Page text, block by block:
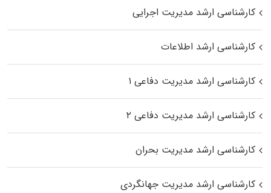
کارشناسی ارشد مدیریت اجرایی
کارشناسی ارشد اطلاعات
کارشناسی ارشد مدیریت دفاعی ۱
کارشناسی ارشد مدیریت دفاعی ۲
کارشناسی ارشد مدیریت بحران
کارشناسی ارشد مدیریت جهانگردی